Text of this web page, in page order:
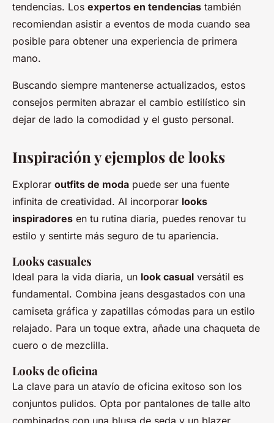
tendencias. Los expertos en tendencias también
recomiendan asistir a eventos de moda cuando sea
posible para obtener una experiencia de primera
mano.
Buscando siempre mantenerse actualizados, estos
consejos permiten abrazar el cambio estilístico sin
dejar de lado la comodidad y el gusto personal.
Inspiración y ejemplos de looks
Explorar outfits de moda puede ser una fuente
infinita de creatividad. Al incorporar looks
inspiradores en tu rutina diaria, puedes renovar tu
estilo y sentirte más seguro de tu apariencia.
Looks casuales
Ideal para la vida diaria, un look casual versátil es
fundamental. Combina jeans desgastados con una
camiseta gráfica y zapatillas cómodas para un estilo
relajado. Para un toque extra, añade una chaqueta de
cuero o de mezclilla.
Looks de oficina
La clave para un atavío de oficina exitoso son los
conjuntos pulidos. Opta por pantalones de talle alto